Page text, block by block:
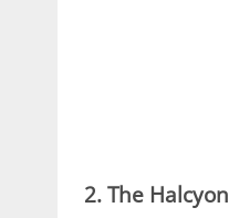
2. The Halcyon